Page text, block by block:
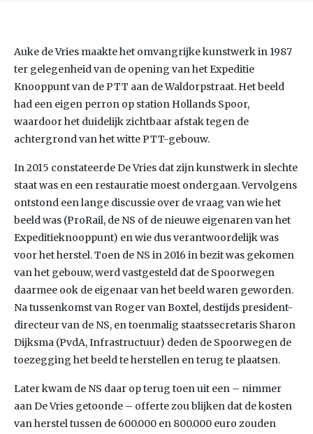
Auke de Vries maakte het omvangrijke kunstwerk in 1987
ter gelegenheid van de opening van het Expeditie
Knooppunt van de PTT aan de Waldorpstraat. Het beeld
had een eigen perron op station Hollands Spoor,
waardoor het duidelijk zichtbaar afstak tegen de
achtergrond van het witte PTT-gebouw.
In 2015 constateerde De Vries dat zijn kunstwerk in slechte
staat was en een restauratie moest ondergaan. Vervolgens
ontstond een lange discussie over de vraag van wie het
beeld was (ProRail, de NS of de nieuwe eigenaren van het
Expeditieknooppunt) en wie dus verantwoordelijk was
voor het herstel. Toen de NS in 2016 in bezit was gekomen
van het gebouw, werd vastgesteld dat de Spoorwegen
daarmee ook de eigenaar van het beeld waren geworden.
Na tussenkomst van Roger van Boxtel, destijds president-
directeur van de NS, en toenmalig staatssecretaris Sharon
Dijksma (PvdA, Infrastructuur) deden de Spoorwegen de
toezegging het beeld te herstellen en terug te plaatsen.
Later kwam de NS daar op terug toen uit een – nimmer
aan De Vries getoonde – offerte zou blijken dat de kosten
van herstel tussen de 600.000 en 800.000 euro zouden